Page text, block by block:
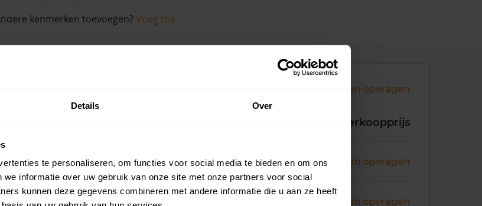
Details Over
te personaliseren, om functies voor social media te bieden en om ons
informatie over uw gebruik van onze site met onze partners voor social
kunnen deze gegevens combineren met andere informatie die u aan ze heeft
kenmerken toevoegen? Voeg toe
Andere koopsommen opvragen
Verkoopprijs
194 m2 29 juni 2026 Koopsom opvragen
139 m2 Koopsom opvragen